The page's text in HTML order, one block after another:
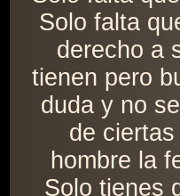
Solo falta
derecho a
tienen pero
duda y no
de
hombre la
Solo tienes